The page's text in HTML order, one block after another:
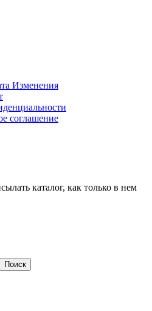
Изменения
соглашение
каталог, как только в нем
Поиск